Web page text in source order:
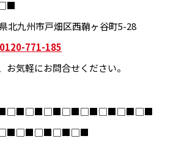
北九州市戸畑区西鞘ヶ谷町5-28
771-185
お気軽にお問合せください。